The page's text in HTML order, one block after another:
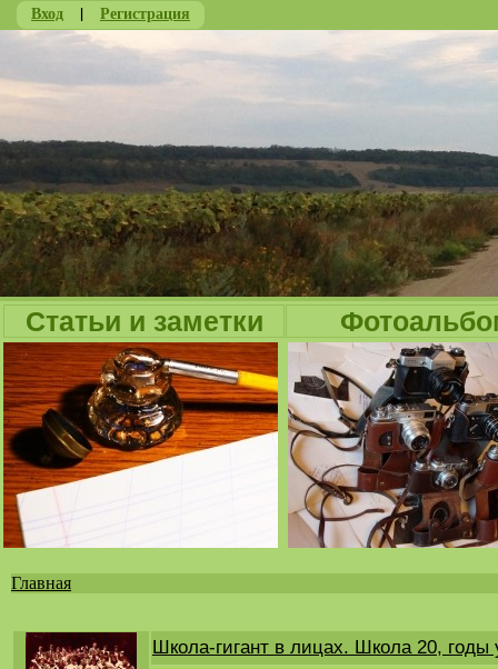
Вход | Регистрация
Статьи и заметки
здесь
Главная
Школа-гигант в лицах. Школа 20, годы